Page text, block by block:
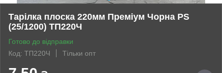
Тарілка плоска 220мм Преміум Чорна PS
(25/1200) ТП220Ч
Готово до відправки
Код: ТП220Ч
Тільки опт